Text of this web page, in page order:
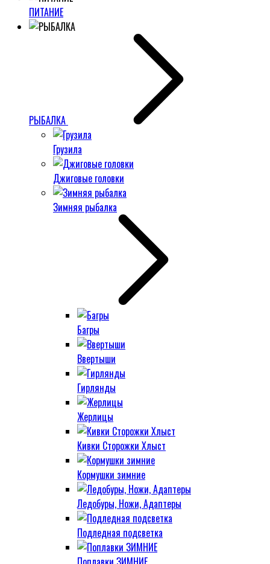
ПИТАНИЕ
РЫБАЛКА
Грузила
Джиговые головки
Зимняя рыбалка
Багры
Ввертыши
Гирлянды
Жерлицы
Кивки Сторожки Хлыст
Кормушки зимние
Ледобуры, Ножи, Адаптеры
Подледная подсветка